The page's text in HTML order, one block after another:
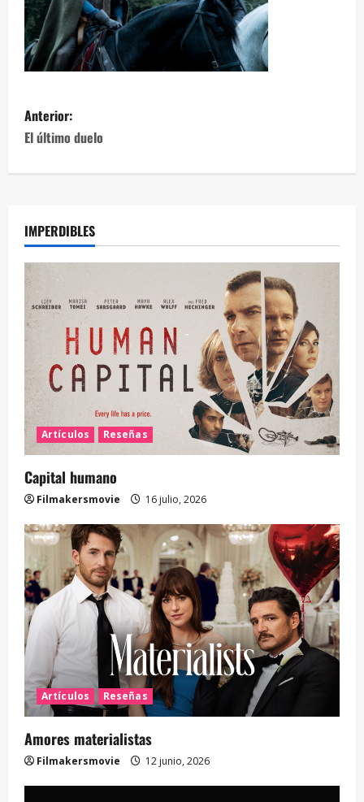
Anterior:
El último duelo
IMPERDIBLES
Artículos Reseñas
Capital humano
Filmakersmovie 16 julio, 2026
Artículos Reseñas
Amores materialistas
Filmakersmovie 12 junio, 2026